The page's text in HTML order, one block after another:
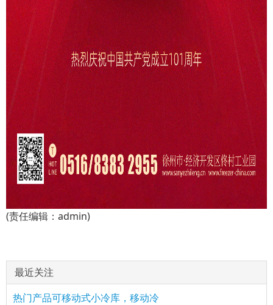
(责任编辑：admin)
最近关注
热门产品可移动式小冷库，移动冷